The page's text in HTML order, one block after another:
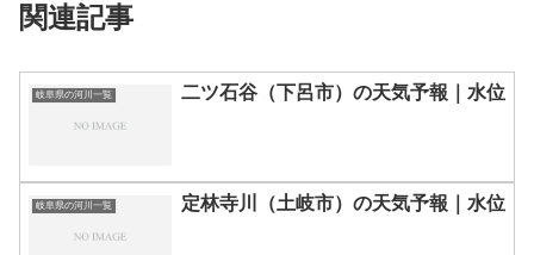
関連記事
岐阜県の河川一覧 二ツ石谷（下呂市）の天気予報｜水位
岐阜県の河川一覧 定林寺川（土岐市）の天気予報｜水位